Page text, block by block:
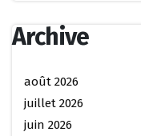
Archive
août 2026
juillet 2026
juin 2026